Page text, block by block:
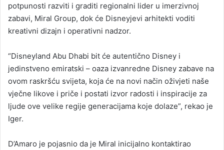
potpunosti razviti i graditi regionalni lider u imerzivnoj
zabavi, Miral Group, dok će Disneyjevi arhitekti voditi
kreativni dizajn i operativni nadzor.
“Disneyland Abu Dhabi bit će autentično Disney i
jedinstveno emiratski – oaza izvanredne Disney zabave na
ovom raskršću svijeta, koja će na novi način oživjeti naše
vječne likove i priče i postati izvor radosti i inspiracije za
ljude ove velike regije generacijama koje dolaze”, rekao je
Iger.
D’Amaro je pojasnio da je Miral inicijalno kontaktirao